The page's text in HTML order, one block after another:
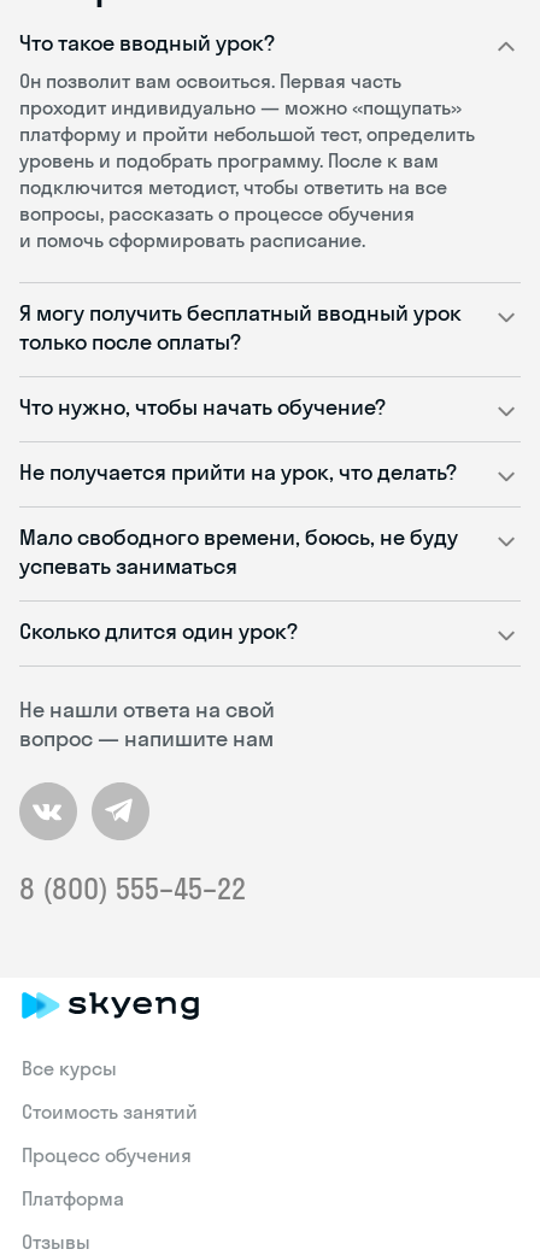
Не нашли ответа на свой
вопрос — напишите нам
8 (800) 555–45–22
Что такое вводный урок?
Он позволит вам освоиться. Первая часть
проходит индивидуально — можно «пощупать»
платформу и пройти небольшой тест, определить
уровень и подобрать программу. После к вам
подключится методист, чтобы ответить на все
вопросы, рассказать о процессе обучения
и помочь сформировать расписание.
Я могу получить бесплатный вводный урок
только после оплаты?
Что нужно, чтобы начать обучение?
Не получается прийти на урок, что делать?
Мало свободного времени, боюсь, не буду
успевать заниматься
Сколько длится один урок?
Все курсы
Стоимость занятий
Процесс обучения
Платформа
Отзывы